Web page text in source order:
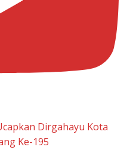
Dirgahayu Kota
Ke-195